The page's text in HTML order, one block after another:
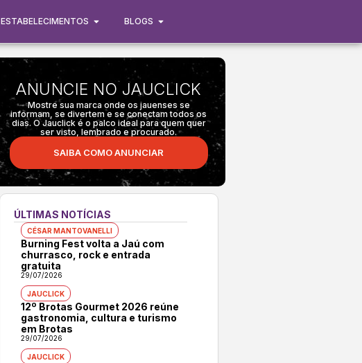
ESTABELECIMENTOS BLOGS
ANUNCIE NO JAUCLICK
Mostre sua marca onde os jauenses se
informam, se divertem e se conectam todos os
dias. O Jauclick é o palco ideal para quem quer
ser visto, lembrado e procurado.
SAIBA COMO ANUNCIAR
ÚLTIMAS NOTÍCIAS
CÉSAR MANTOVANELLI
Burning Fest volta a Jaú com
churrasco, rock e entrada
gratuita
29/07/2026
JAUCLICK
12º Brotas Gourmet 2026 reúne
gastronomia, cultura e turismo
em Brotas
29/07/2026
JAUCLICK